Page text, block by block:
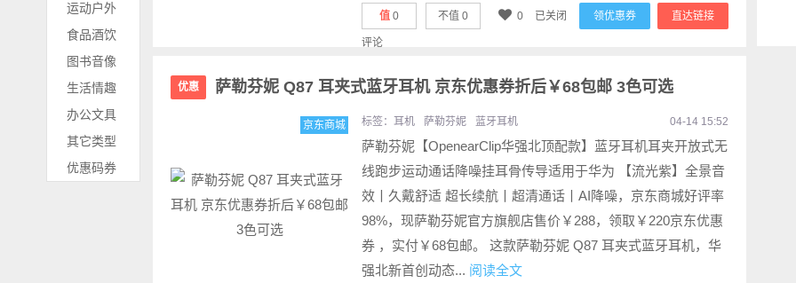
运动户外
食品酒饮
图书音像
生活情趣
办公文具
其它类型
优惠码券
直达链接
领优惠券
值 0 不值 0 0 已关闭
评论
优惠 萨勒芬妮 Q87 耳夹式蓝牙耳机 京东优惠券折后￥68包邮 3色可选
京东商城 标签： 耳机 萨勒芬妮 蓝牙耳机 04-14 15:52
萨勒芬妮【OpenearClip华强北顶配款】蓝牙耳机耳夹开放式无
线跑步运动通话降噪挂耳骨传导适用于华为 【流光紫】全景音
效丨久戴舒适 超长续航丨超清通话丨AI降噪，京东商城好评率
98%，现萨勒芬妮官方旗舰店售价￥288，领取￥220京东优惠
券 ，实付￥68包邮。 这款萨勒芬妮 Q87 耳夹式蓝牙耳机，华
强北新首创动态... 阅读全文